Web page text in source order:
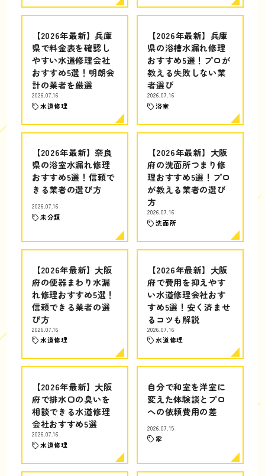
【2026年最新】兵庫
県で料金表を確認し
やすい水道修理会社
おすすめ5選！明朗会
計の業者を厳選
2026.07.16
水道修理
【2026年最新】兵庫
県の浴槽水漏れ修理
おすすめ5選！プロが
教える失敗しない業
者選び
2026.07.16
浴室
【2026年最新】奈良
県の浴室水漏れ修理
おすすめ5選！信頼で
きる業者の選び方
2026.07.16
未分類
【2026年最新】大阪
府の洗面所つまり修
理おすすめ5選！プロ
が教える業者の選び
方
2026.07.16
洗面所
【2026年最新】大阪
府の便器まわり水漏
れ修理おすすめ5選！
信頼できる業者の選
び方
2026.07.16
水道修理
【2026年最新】大阪
府で費用を抑えやす
い水道修理会社おす
すめ5選！安く済ませ
るコツも解説
2026.07.16
水道修理
【2026年最新】大阪
府で排水口の臭いを
相談できる水道修理
会社おすすめ5選
2026.07.16
水道修理
自分で和室を洋室に
変えた体験談とプロ
への依頼費用の差
2026.07.15
家